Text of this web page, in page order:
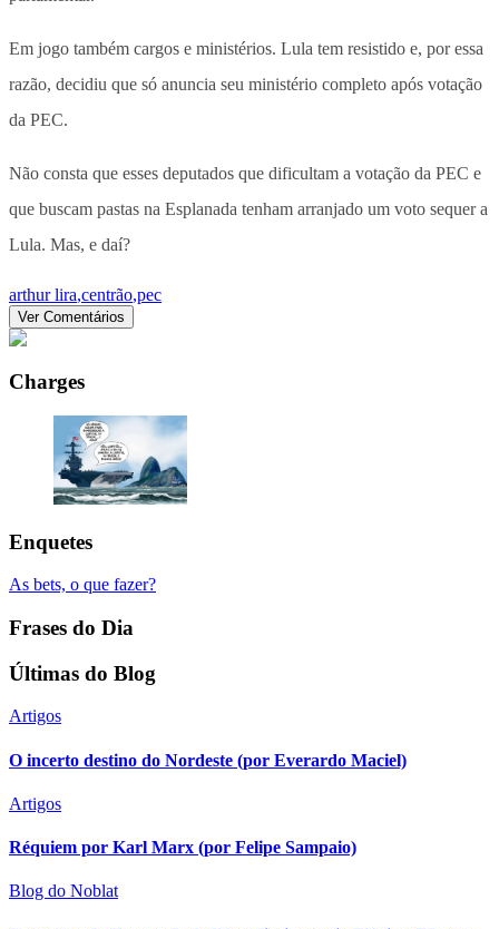
Em jogo também cargos e ministérios. Lula tem resistido e, por essa
razão, decidiu que só anuncia seu ministério completo após votação
da PEC.
Não consta que esses deputados que dificultam a votação da PEC e
que buscam pastas na Esplanada tenham arranjado um voto sequer a
Lula. Mas, e daí?
arthur lira,centrão,pec
Ver Comentários
Charges
Enquetes
As bets, o que fazer?
Frases do Dia
Últimas do Blog
Artigos
O incerto destino do Nordeste (por Everardo Maciel)
Artigos
Réquiem por Karl Marx (por Felipe Sampaio)
Blog do Noblat